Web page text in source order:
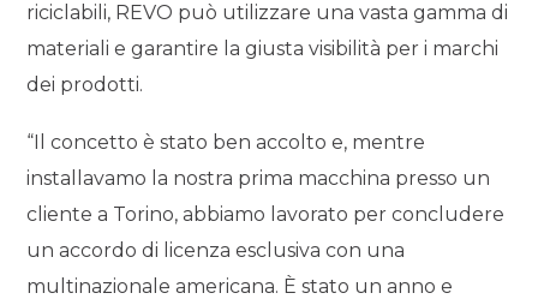
riciclabili, REVO può utilizzare una vasta gamma di
materiali e garantire la giusta visibilità per i marchi
dei prodotti.
“Il concetto è stato ben accolto e, mentre
installavamo la nostra prima macchina presso un
cliente a Torino, abbiamo lavorato per concludere
un accordo di licenza esclusiva con una
multinazionale americana. È stato un anno e